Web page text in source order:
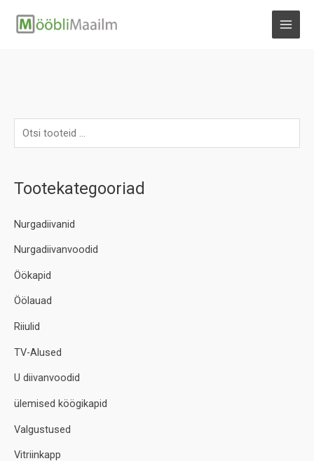
Tootekategooriad
Nurgadiivanid
Nurgadiivanvoodid
Öökapid
Öölauad
Riiulid
TV-Alused
U diivanvoodid
ülemised köögikapid
Valgustused
Vitriinkapp